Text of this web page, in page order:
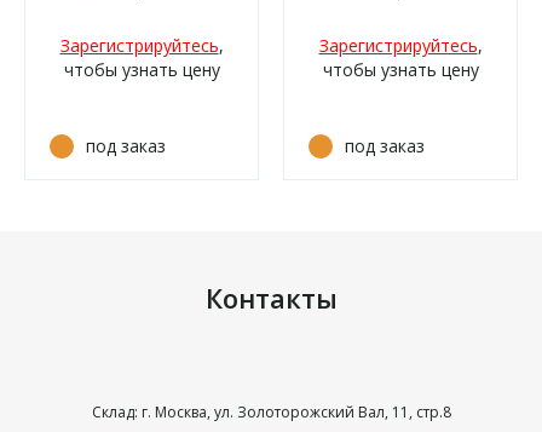
(2341м/210)
Зарегистрируйтесь,
чтобы узнать цену
под заказ
(14м/332)
Зарегистрируйтесь,
чтобы узнать цену
под заказ
Контакты
Склад: г. Москва, ул. Золоторожский Вал, 11, стр.8